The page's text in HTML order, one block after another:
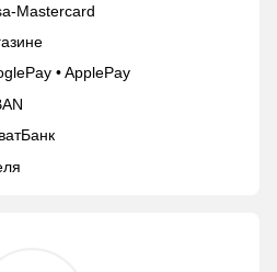
Mastercard
• ApplePay